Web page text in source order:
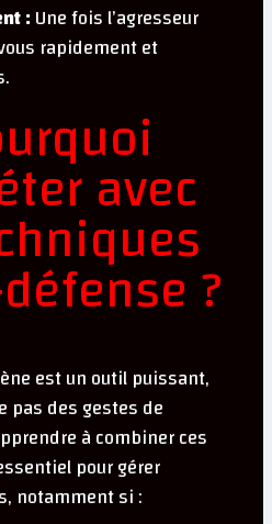
:Une fois l’agresseur
rapidement et
avec
?
est un outil puissant,
pas des gestes de
à combiner ces
pour gérer
notamment si :